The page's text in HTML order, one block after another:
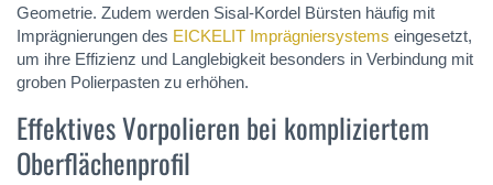
Geometrie. Zudem werden Sisal-Kordel Bürsten häufig mit
Imprägnierungen des EICKELIT Imprägniersystems eingesetzt,
um ihre Effizienz und Langlebigkeit besonders in Verbindung mit
groben Polierpasten zu erhöhen.
Effektives Vorpolieren bei kompliziertem
Oberflächenprofil